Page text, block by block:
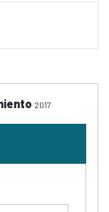
2017